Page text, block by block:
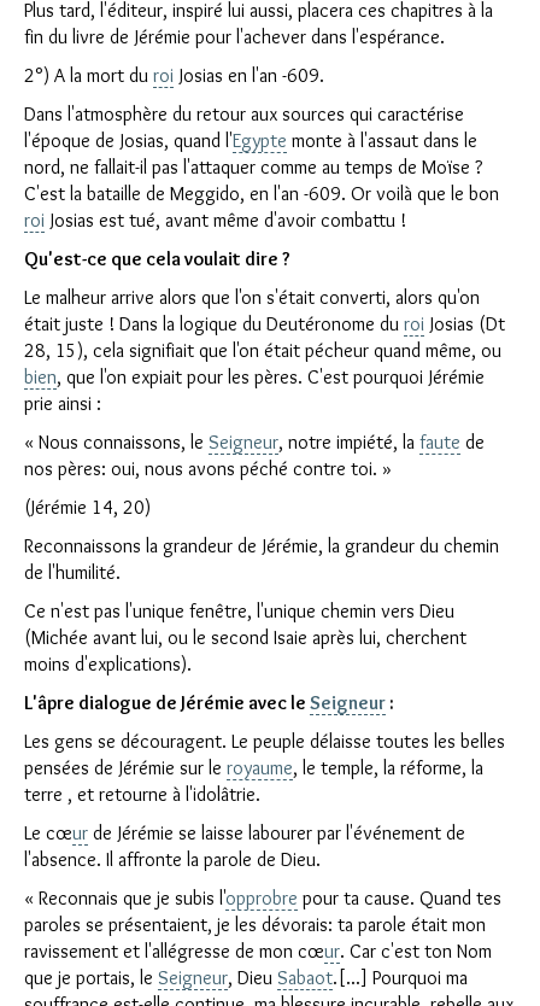
Plus tard, l'éditeur, inspiré lui aussi, placera ces chapitres à la
fin du livre de Jérémie pour l'achever dans l'espérance.
2°) A la mort du roi Josias en l'an -609.
Dans l'atmosphère du retour aux sources qui caractérise
l'époque de Josias, quand l'Egypte monte à l'assaut dans le
nord, ne fallait-il pas l'attaquer comme au temps de Moïse ?
C'est la bataille de Meggido, en l'an -609. Or voilà que le bon
roi Josias est tué, avant même d'avoir combattu !
Qu'est-ce que cela voulait dire ?
Le malheur arrive alors que l'on s'était converti, alors qu'on
était juste ! Dans la logique du Deutéronome du roi Josias (Dt
28, 15), cela signifiait que l'on était pécheur quand même, ou
bien, que l'on expiait pour les pères. C'est pourquoi Jérémie
prie ainsi :
« Nous connaissons, le Seigneur, notre impiété, la faute de
nos pères: oui, nous avons péché contre toi. »
(Jérémie 14, 20)
Reconnaissons la grandeur de Jérémie, la grandeur du chemin
de l'humilité.
Ce n'est pas l'unique fenêtre, l'unique chemin vers Dieu
(Michée avant lui, ou le second Isaie après lui, cherchent
moins d'explications).
L'âpre dialogue de Jérémie avec le Seigneur :
Les gens se découragent. Le peuple délaisse toutes les belles
pensées de Jérémie sur le royaume, le temple, la réforme, la
terre , et retourne à l'idolâtrie.
Le cœur de Jérémie se laisse labourer par l'événement de
l'absence. Il affronte la parole de Dieu.
« Reconnais que je subis l'opprobre pour ta cause. Quand tes
paroles se présentaient, je les dévorais: ta parole était mon
ravissement et l'allégresse de mon cœur. Car c'est ton Nom
que je portais, le Seigneur, Dieu Sabaot.[...] Pourquoi ma